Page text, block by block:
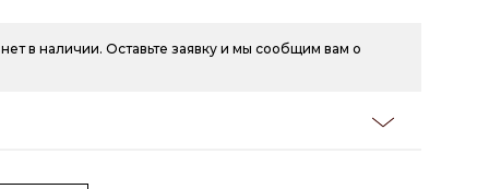
в наличии. Оставьте заявку и мы сообщим вам о